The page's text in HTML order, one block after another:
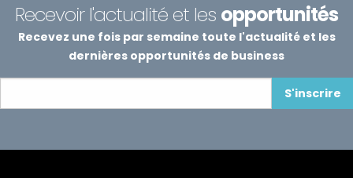
Recevoir l'actualité et les opportunités
Recevez une fois par semaine toute l'actualité et les
dernières opportunités de business
S'inscrire